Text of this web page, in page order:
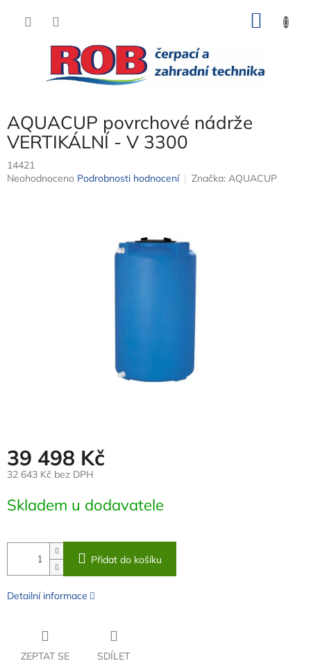
AQUACUP povrchové nádrže
VERTIKÁLNÍ - V 3300
14421
Průměrné
Neohodnoceno Podrobnosti hodnocení Značka: AQUACUP
39 498 Kč
32 643 Kč bez DPH
cena:
Skladem u dodavatele
Přidat do košíku
Detailní informace
ZEPTAT SE SDÍLET